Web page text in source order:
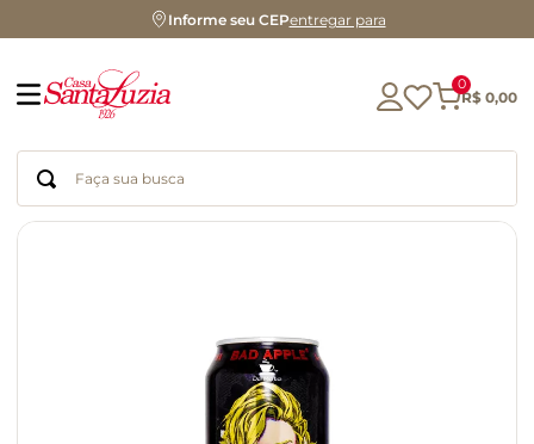
Informe seu CEPentregar para
0
R$ 0,00
Faça sua busca